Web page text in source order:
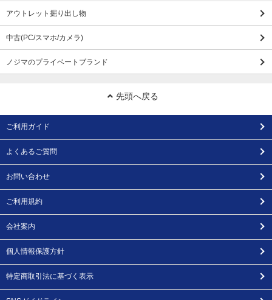
アウトレット掘り出し物
中古(PC/スマホ/カメラ)
ノジマのプライベートブランド
先頭へ戻る
ご利用ガイド
よくあるご質問
お問い合わせ
ご利用規約
会社案内
個人情報保護方針
特定商取引法に基づく表示